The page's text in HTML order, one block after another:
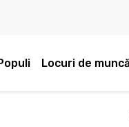
Locuri de